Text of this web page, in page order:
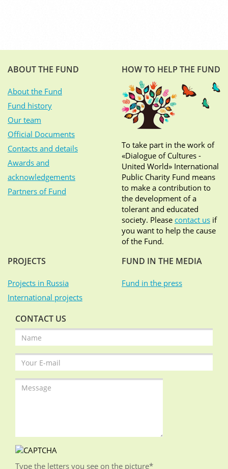
ABOUT THE FUND
About the Fund
Fund history
Our team
Official Documents
Contacts and details
Awards and
acknowledgements
Partners of Fund
HOW TO HELP THE FUND
To take part in the work of
«Dialogue of Cultures -
United World» International
Public Charity Fund means
to make a contribution to
the development of a
tolerant and educated
society. Please contact us if
you want to help the cause
of the Fund.
PROJECTS
Projects in Russia
International projects
FUND IN THE MEDIA
Fund in the press
CONTACT US
Type the letters you see on the picture*